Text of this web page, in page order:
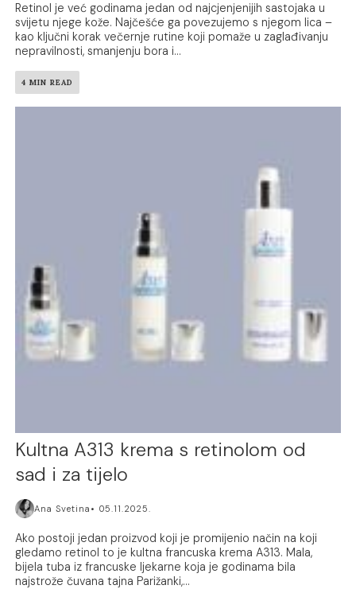
Retinol je već godinama jedan od najcjenjenijih sastojaka u
svijetu njege kože. Najčešće ga povezujemo s njegom lica –
kao ključni korak večernje rutine koji pomaže u zaglađivanju
nepravilnosti, smanjenju bora i...
4 MIN READ
Kultna A313 krema s retinolom od
sad i za tijelo
Ana Svetina 05.11.2025.
Ako postoji jedan proizvod koji je promijenio način na koji
gledamo retinol to je kultna francuska krema A313. Mala,
bijela tuba iz francuske ljekarne koja je godinama bila
najstrože čuvana tajna Parižanki,...